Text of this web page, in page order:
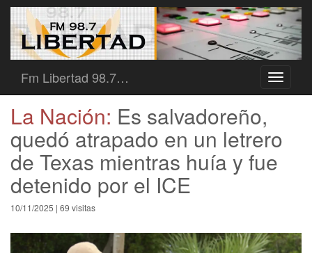
Toggle
Fm Libertad 98.7…
La Nación: Es salvadoreño,
quedó atrapado en un letrero
de Texas mientras huía y fue
detenido por el ICE
10/11/2025 | 69 visitas